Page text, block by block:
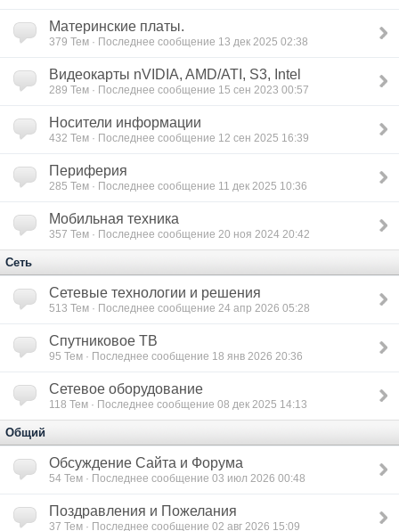
Материнские платы.
379 Тем · Последнее сообщение 13 дек 2025 02:38
Видеокарты nVIDIA, AMD/ATI, S3, Intel
289 Тем · Последнее сообщение 15 сен 2023 00:57
Носители информации
432 Тем · Последнее сообщение 12 сен 2025 16:39
Периферия
285 Тем · Последнее сообщение 11 дек 2025 10:36
Мобильная техника
357 Тем · Последнее сообщение 20 ноя 2024 20:42
Сеть
Сетевые технологии и решения
513 Тем · Последнее сообщение 24 апр 2026 05:28
Спутниковое ТВ
95 Тем · Последнее сообщение 18 янв 2026 20:36
Сетевое оборудование
118 Тем · Последнее сообщение 08 дек 2025 14:13
Общий
Обсуждение Сайта и Форума
54 Тем · Последнее сообщение 03 июл 2026 00:48
Поздравления и Пожелания
37 Тем · Последнее сообщение 02 авг 2026 15:09